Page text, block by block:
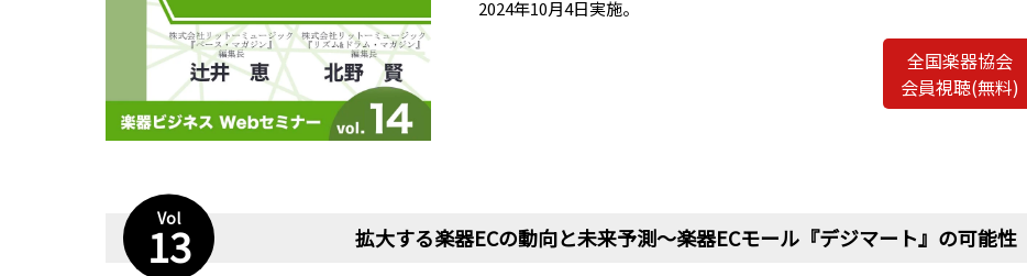
2024年10月4日実施。
全国楽器協会
会員視聴(無料)
Vol
13 拡大する楽器ECの動向と未来予測〜楽器ECモール『デジマート』の可能性